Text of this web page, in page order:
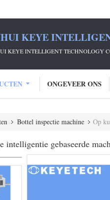
KEYE
KEYE INTELLIGENT TECHNOLOGY
ONGEVEER ONS
Bottel inspectie machine Op
intelligentie gebaseerde